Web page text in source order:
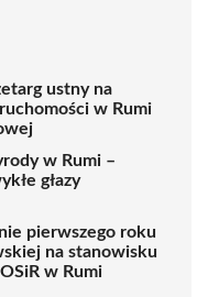
ustny na
w Rumi
w Rumi –
głazy
pierwszego roku
na stanowisku
w Rumi